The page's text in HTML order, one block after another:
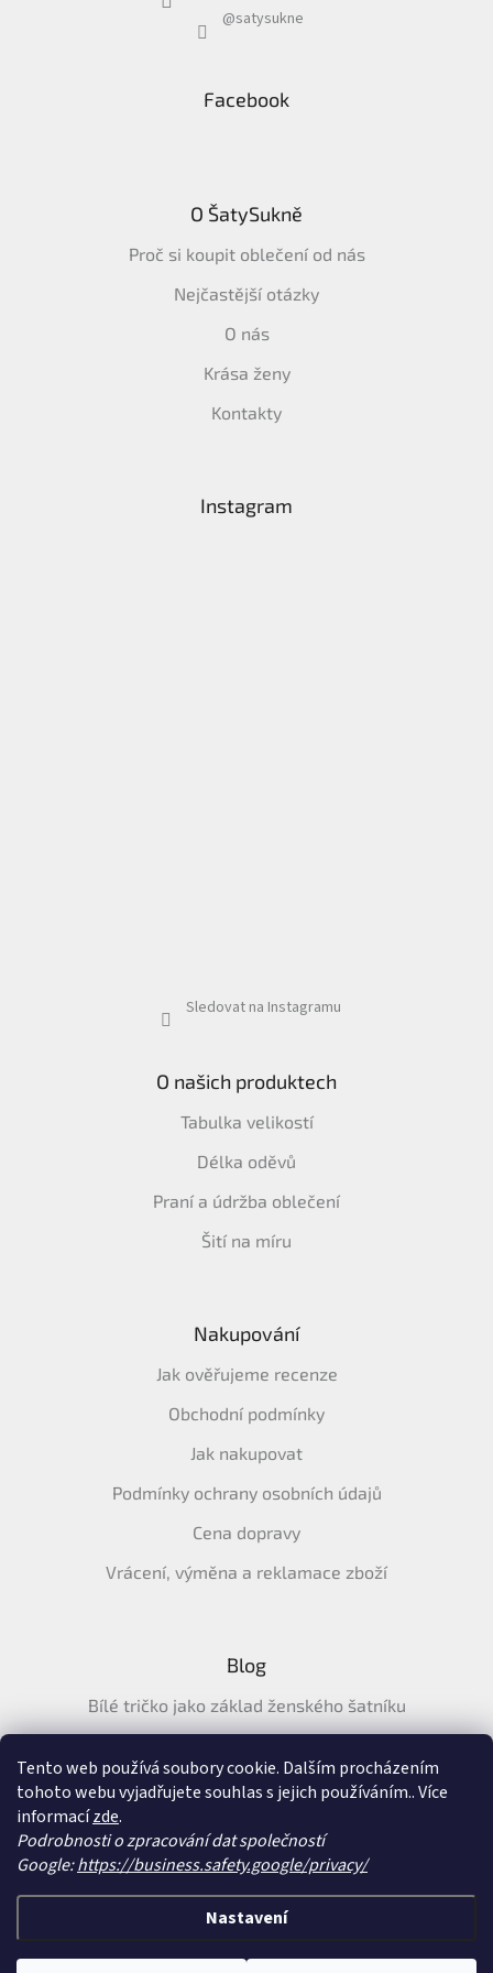
Tento web používá soubory cookie. Dalším procházením
tohoto webu vyjadřujete souhlas s jejich používáním.. Více
informacízde.
Podrobnosti o zpracování dat společností
Google:https://business.safety.google/privacy/
Nastavení
@satysukne
Facebook
O ŠatySukně
Proč si koupit oblečení od nás
Nejčastější otázky
O nás
Krása ženy
Kontakty
Instagram
Sledovat na Instagramu
O našich produktech
Tabulka velikostí
Délka oděvů
Praní a údržba oblečení
Šití na míru
Nakupování
Jak ověřujeme recenze
Obchodní podmínky
Jak nakupovat
Podmínky ochrany osobních údajů
Cena dopravy
Vrácení, výměna a reklamace zboží
Blog
Bílé tričko jako základ ženského šatníku
tričko na léto
Průvodce letními šaty: pohodlné, vzdušné a ženské šaty na
Vytvořil Shoptet &